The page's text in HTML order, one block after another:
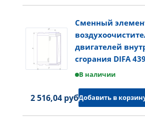
Сменный
двигателей
сгорания DIFA
В наличии
2 516,04 руб.Добавить в